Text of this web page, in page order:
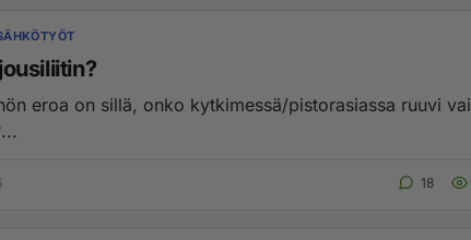
eroa on sillä, onko kytkimessä/pistorasiassa ruuvi vai
18